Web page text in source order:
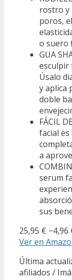
rostro y
poros,
o suero
GUA
esculpir
Úsalo
y aplica
doble
FÁCIL
facial
a
serum
sus
25,95 € −4,96
Ver en
Última
afiliados /